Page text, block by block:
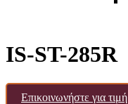
IS-ST-285R
Επικοινωνήστε για τιμή